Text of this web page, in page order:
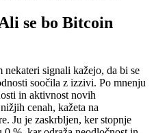
se bo Bitcoin
signali kažejo, da bi se
soočila z izzivi. Po mnenju
in aktivnost novih
cenah, kažeta na
Ju je zaskrbljen, ker stopnje